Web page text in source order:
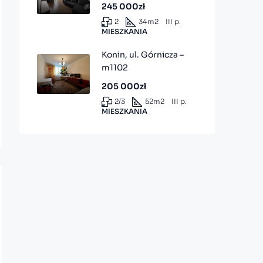
245 000zł
2 34m2
III p.
MIESZKANIA
Konin, ul. Górnicza –
m1102
205 000zł
2/3 52m2
III p.
MIESZKANIA